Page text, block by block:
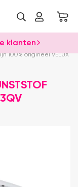
klanten
100% origineel VELUX